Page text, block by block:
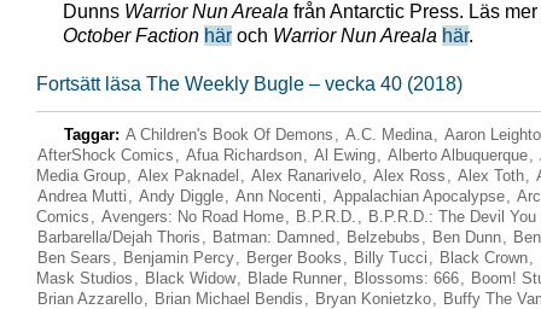
Dunns Warrior Nun Areala från Antarctic Press. Läs mer
October Faction här och Warrior Nun Areala här.
Fortsätt läsa The Weekly Bugle – vecka 40 (2018)
Taggar: A Children's Book Of Demons , A.C. Medina, Aaron
AfterShock Comics , Afua Richardson, Al Ewing, Alberto Albuquerque,
Media Group, Alex Paknadel , Alex Ranarivelo, Alex Ross , Alex Toth,
Andrea Mutti , Andy Diggle, Ann Nocenti , Appalachian Apocalypse,
Comics , Avengers: No Road Home, B.P.R.D. , B.P.R.D.: The Devil You
Barbarella/Dejah Thoris , Batman: Damned , Belzebubs , Ben Dunn,
Ben Sears , Benjamin Percy, Berger Books , Billy Tucci , Black Crown,
Mask Studios , Black Widow, Blade Runner, Blossoms: 666, Boom!
Brian Azzarello, Brian Michael Bendis , Bryan Konietzko, Buffy The